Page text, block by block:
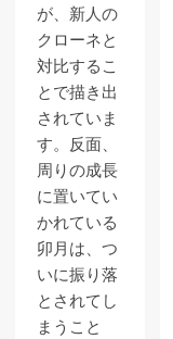
が、新人の
クローネと
対比するこ
とで描き出
されていま
す。反面、
周りの成長
に置いてい
かれている
卯月は、つ
いに振り落
とされてし
まうこと